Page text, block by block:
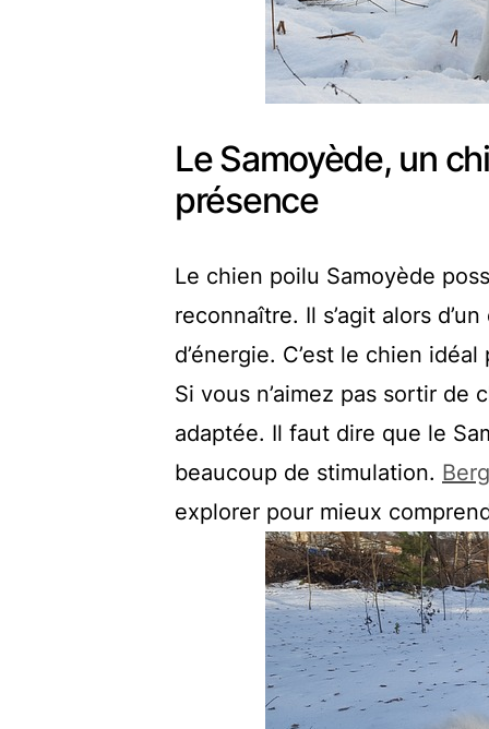
Le Samoyède, un
présence
Le chien poilu Samoyède
reconnaître. Il s’agit alors
d’énergie. C’est le chien
Si vous n’aimez pas sortir
adaptée. Il faut dire que le
beaucoup de stimulation.
explorer pour mieux